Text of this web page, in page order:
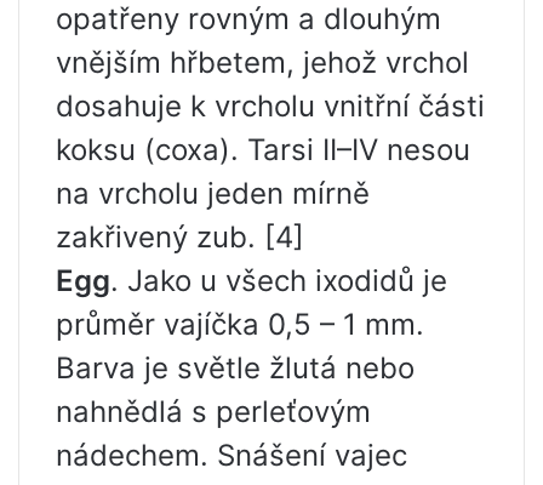
opatřeny rovným a dlouhým
vnějším hřbetem, jehož vrchol
dosahuje k vrcholu vnitřní části
koksu (coxa). Tarsi II–IV nesou
na vrcholu jeden mírně
zakřivený zub. [4]
Egg. Jako u všech ixodidů je
průměr vajíčka 0,5 – 1 mm.
Barva je světle žlutá nebo
nahnědlá s perleťovým
nádechem. Snášení vajec